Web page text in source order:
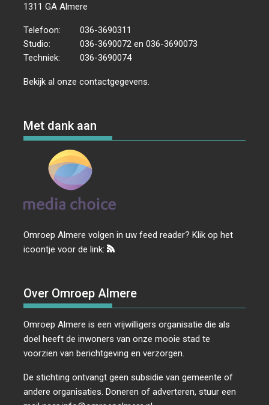
1311 GA Almere
Telefoon:
036-3690311
Studio:
036-3690072 en 036-3690073
Techniek:
036-3690074
Bekijk al onzecontactgegevens
Met dank aan
Omroep Almere volgen in uw feed reader? Klik op het
icoontje voor de link:
Over Omroep Almere
Omroep Almere is een vrijwilligers organisatie die als
doel heeft de inwoners van onze mooie stad te
voorzien van berichtgeving en verzorgen.
De stichting ontvangt geen subsidie van gemeente of
andere organisaties. Doneren of adverteren, stuur een